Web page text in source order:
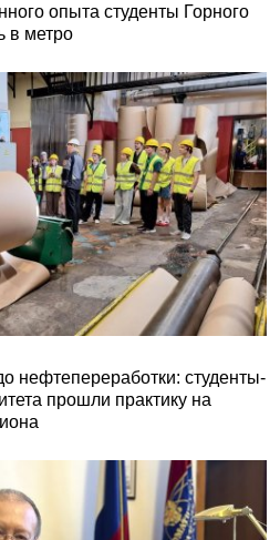
опыта студенты Горного
в метро
нефтепереработки: студенты-
прошли практику на